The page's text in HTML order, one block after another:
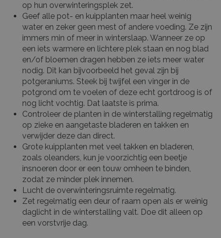
op hun overwinteringsplek zet.
Geef alle pot- en kuipplanten maar heel weinig
water en zeker geen mest of andere voeding. Ze zijn
immers min of meer in winterslaap. Wanneer ze op
een iets warmere en lichtere plek staan en nog blad
en/of bloemen dragen hebben ze iets meer water
nodig. Dit kan bijvoorbeeld het geval zijn bij
potgeraniums. Steek bij twijfel een vinger in de
potgrond om te voelen of deze echt gortdroog is of
nog licht vochtig. Dat laatste is prima.
Controleer de planten in de winterstalling regelmatig
op zieke en aangetaste bladeren en takken en
verwijder deze dan direct.
Grote kuipplanten met veel takken en bladeren,
zoals oleanders, kun je voorzichtig een beetje
insnoeren door er een touw omheen te binden,
zodat ze minder plek innemen.
Lucht de overwinteringsruimte regelmatig.
Zet regelmatig een deur of raam open als er weinig
daglicht in de winterstalling valt. Doe dit alleen op
een vorstvrije dag.